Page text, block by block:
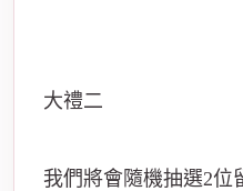
大禮二
我們將會隨機抽選2位